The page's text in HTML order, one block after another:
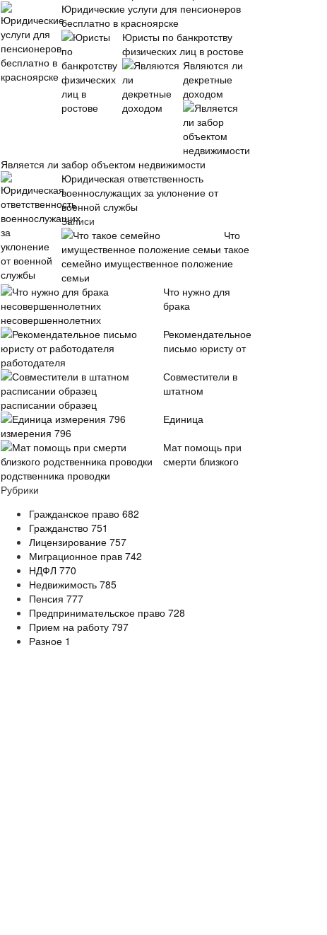
Юридические услуги для пенсионеров
бесплатно в красноярске
Юристы по банкротству
физических лиц в ростове
Являются ли
декретные
доходом
Является ли забор объектом недвижимости
Юридическая ответственность
военнослужащих за уклонение от
военной службы
Записи
Что
такое
семейно имущественное положение
семьи
Что нужно для
брака
несовершеннолетних
Рекомендательное
письмо юристу от
работодателя
Совместители в
штатном
расписании образец
Единица
измерения 796
Мат помощь при
смерти близкого
родственника проводки
Рубрики
Гражданское право 682
Гражданство 751
Лицензирование 757
Миграционное прав 742
НДФЛ 770
Недвижимость 785
Пенсия 777
Предпринимательское право 728
Прием на работу 797
Разное 1